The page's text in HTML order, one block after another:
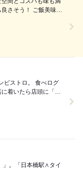
。 食べログ
」。「日本橋駅∧タイ